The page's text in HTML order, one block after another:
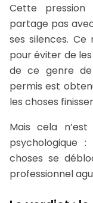
Cette
partage pas
ses silences.
pour éviter de
de ce genre
permis est
les choses
Mais cela
psychologique
choses se
professionnel